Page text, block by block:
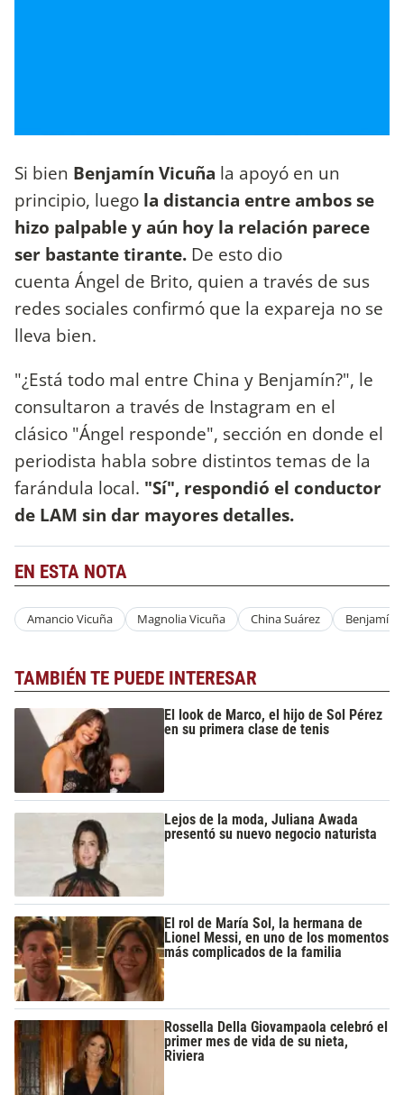
Si bien Benjamín Vicuña la apoyó en un
principio, luego la distancia entre ambos se
hizo palpable y aún hoy la relación parece
ser bastante tirante. De esto dio
cuenta Ángel de Brito, quien a través de sus
redes sociales confirmó que la expareja no se
lleva bien.
"¿Está todo mal entre China y Benjamín?", le
consultaron a través de Instagram en el
clásico "Ángel responde", sección en donde el
periodista habla sobre distintos temas de la
farándula local. "Sí", respondió el conductor
de LAM sin dar mayores detalles.
EN ESTA NOTA
Amancio Vicuña Magnolia Vicuña China Suárez Benjamín
TAMBIÉN TE PUEDE INTERESAR
El look de Marco, el hijo de Sol Pérez
en su primera clase de tenis
Lejos de la moda, Juliana Awada
presentó su nuevo negocio naturista
El rol de María Sol, la hermana de
Lionel Messi, en uno de los momentos
más complicados de la familia
Rossella Della Giovampaola celebró el
primer mes de vida de su nieta,
Riviera